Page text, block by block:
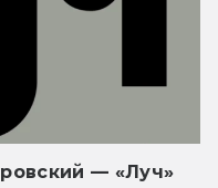
— «Луч»